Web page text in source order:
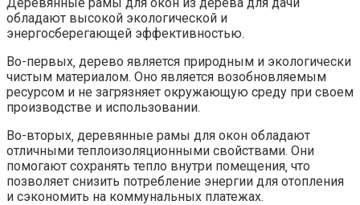
обладают высокой экологической и
энергосберегающей эффективностью.​
Во-первых‚ дерево является природным и экологически
чистым материалом.​ Оно является возобновляемым
ресурсом и не загрязняет окружающую среду при своем
производстве и использовании.
Во-вторых‚ деревянные рамы для окон обладают
отличными теплоизоляционными свойствами.​ Они
помогают сохранять тепло внутри помещения‚ что
позволяет снизить потребление энергии для отопления
и сэкономить на коммунальных платежах.